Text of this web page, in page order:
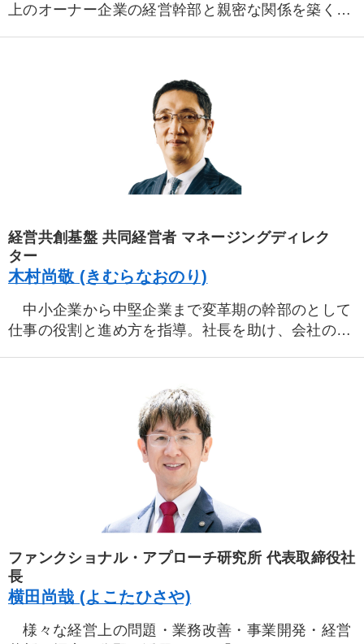
上のオーナー企業の経営幹部と親密な関係を築く。
として事業発展計画の作成指導、経営戦略立案の相
社長と幹部の間に入り、双方の相談を受けること
も数多く、社長の悩み幹部の不安に精通するととも
に、経営手腕の養成・未来の戦略策定、会社数字の
コンサルティングで定評。著書「一倉定の社長学」
経営共創基盤 共同経営者 マネージングディレク
ター
木村尚敬 (きむらなおのり)
中小企業から中堅企業まで変革期の幹部のとして
仕事の役割と進め方を指導。社長を助け、会社の目
ファンクショナル・アプローチ研究所 代表取締役社
長
横田尚哉 (よこたひさや)
様々な経営上の問題・業務改善・事業開発・経営